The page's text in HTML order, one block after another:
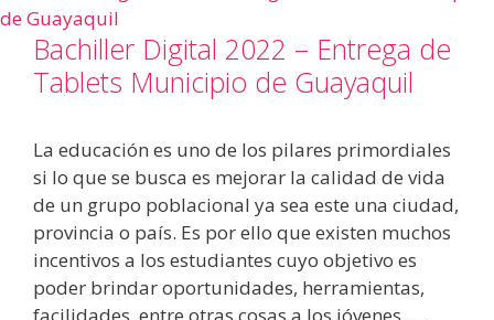
Bachiller Digital 2022 – Entrega de
Tablets Municipio de Guayaquil
La educación es uno de los pilares primordiales
si lo que se busca es mejorar la calidad de vida
de un grupo poblacional ya sea este una ciudad,
provincia o país. Es por ello que existen muchos
incentivos a los estudiantes cuyo objetivo es
poder brindar oportunidades, herramientas,